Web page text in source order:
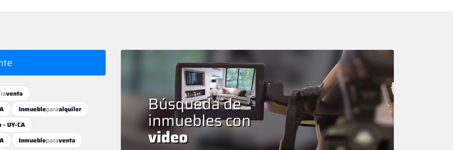
venta
Inmuebleparaalquiler
UY-CA
Inmuebleparaventa
Búsqueda de
inmuebles con
video